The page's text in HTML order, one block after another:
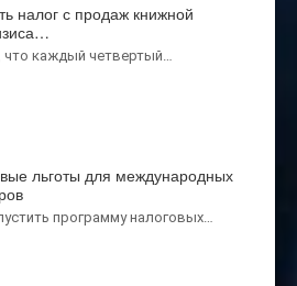
налог с продаж книжной
каждый четвертый…
льготы для международных
программу налоговых…